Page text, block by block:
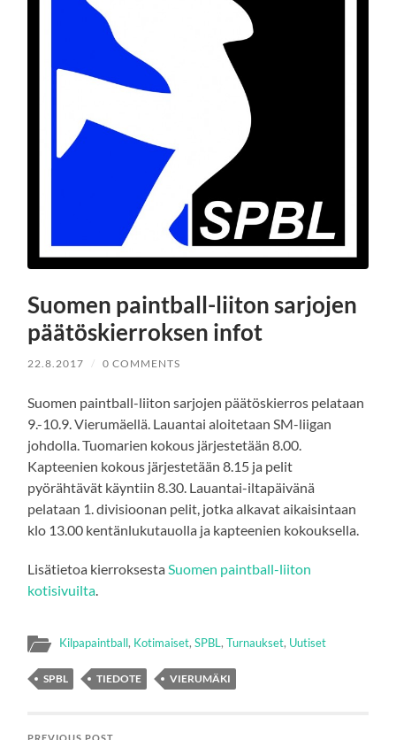
Suomen paintball-liiton sarjojen
päätöskierroksen infot
22.8.2017 / 0 COMMENTS
Suomen paintball-liiton sarjojen päätöskierros pelataan
9.-10.9. Vierumäellä. Lauantai aloitetaan SM-liigan
johdolla. Tuomarien kokous järjestetään 8.00.
Kapteenien kokous järjestetään 8.15 ja pelit
pyörähtävät käyntiin 8.30. Lauantai-iltapäivänä
pelataan 1. divisioonan pelit, jotka alkavat aikaisintaan
klo 13.00 kentänlukutauolla ja kapteenien kokouksella.
Lisätietoa kierroksestaSuomen paintball-liiton
kotisivuilta.
Kilpapaintball, Kotimaiset,SPBL,Turnaukset, Uutiset
SPBL TIEDOTE VIERUMÄKI